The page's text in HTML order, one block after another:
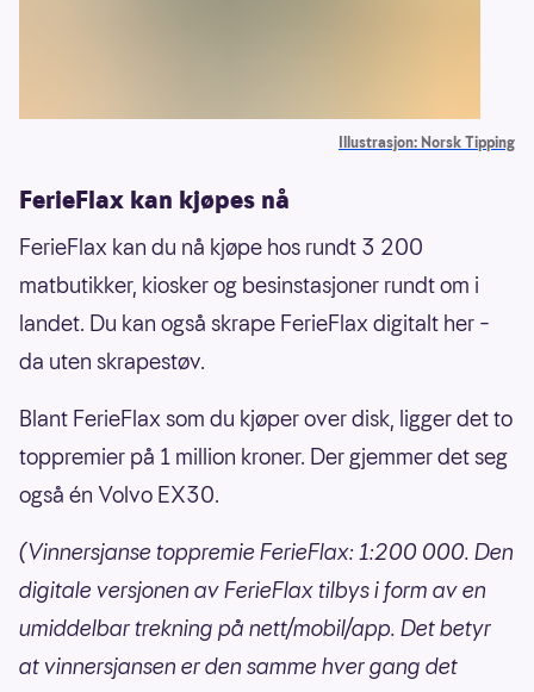
Illustrasjon: Norsk Tipping
FerieFlax kan kjøpes nå
FerieFlax kan du nå kjøpe hos rundt 3 200
matbutikker, kiosker og besinstasjoner rundt om i
landet. Du kan også skrape FerieFlax digitalt her –
da uten skrapestøv.
Blant FerieFlax som du kjøper over disk, ligger det to
toppremier på 1 million kroner. Der gjemmer det seg
også én Volvo EX30.
(Vinnersjanse toppremie FerieFlax: 1:200 000. Den
digitale versjonen av FerieFlax tilbys i form av en
umiddelbar trekning på nett/mobil/app. Det betyr
at vinnersjansen er den samme hver gang det